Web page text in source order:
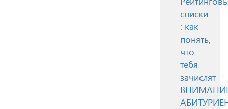
списки
: как
понять,
что
тебя
зачислят